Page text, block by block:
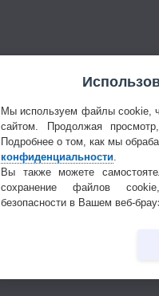
Мы используем файлы cookie,
сайтом. Продолжая
Подробнее о том, как мы
конфиденциальности.
Вы также можете
сохранение файлов
безопасности в Вашем веб-